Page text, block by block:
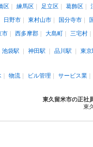
区 練馬区 足立区 葛飾区
日野市 東村山市 国分寺市
市 西多摩郡 大島町 三宅村
池袋駅 神田駅 品川駅 東京
物流 ビル管理 サービス業
東久留米市の正社
東